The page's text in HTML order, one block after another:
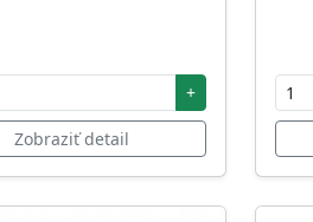
+
Zobraziť detail